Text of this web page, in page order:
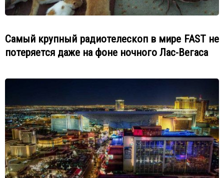
Самый крупный радиотелескоп в мире FAST не
потеряется даже на фоне ночного Лас-Вегаса